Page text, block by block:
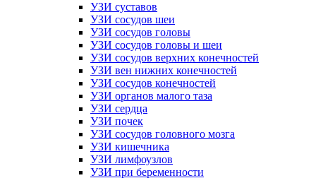
УЗИ суставов
УЗИ сосудов шеи
УЗИ сосудов головы
УЗИ сосудов головы и шеи
УЗИ сосудов верхних конечностей
УЗИ вен нижних конечностей
УЗИ сосудов конечностей
УЗИ органов малого таза
УЗИ сердца
УЗИ почек
УЗИ сосудов головного мозга
УЗИ кишечника
УЗИ лимфоузлов
УЗИ при беременности